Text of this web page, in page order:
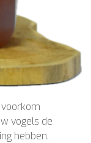
vogels de
hebben.